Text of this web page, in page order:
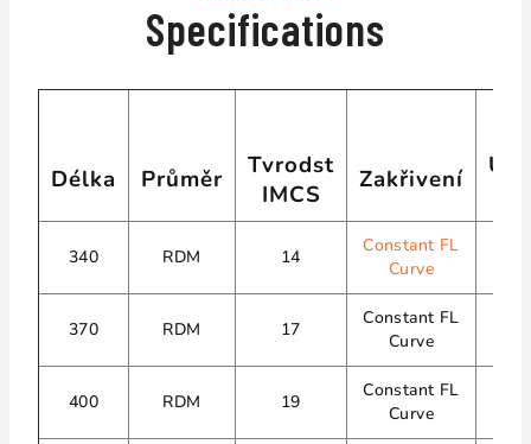
Specifications
Délka Průměr
Tvrodst
IMCS
Zakřivení
340 RDM 14
Constant FL
Curve
370 RDM 17
Constant FL
Curve
400 RDM 19
Constant FL
Curve